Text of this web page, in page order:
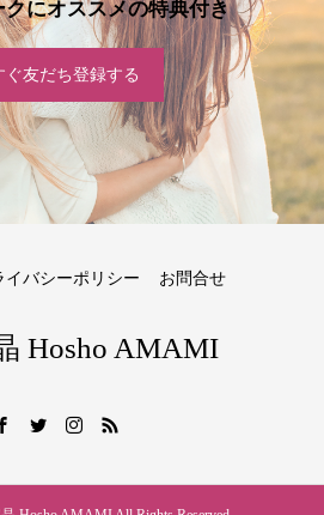
クにオススメの特典付き
ぐ友だち登録する
イバシーポリシー お問合せ
Hosho AMAMI